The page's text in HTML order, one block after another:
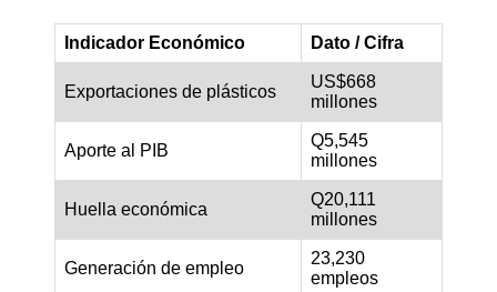
Indicador Económico Dato / Cifra
Exportaciones de plásticos
US$668
millones
Aporte al PIB
Q5,545
millones
Huella económica
Q20,111
millones
Generación de empleo
23,230
empleos